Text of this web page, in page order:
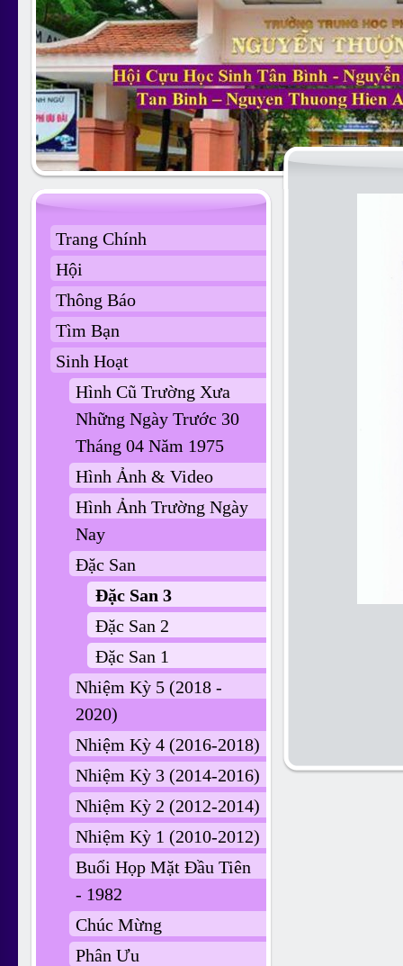
Trang Chính
Hội
Thông Báo
Tìm Bạn
Sinh Hoạt
Hình Cũ Trường Xưa
Những Ngày Trước 30
Tháng 04 Năm 1975
Hình Ảnh & Video
Hình Ảnh Trường Ngày
Nay
Đặc San
Đặc San 3
Đặc San 2
Đặc San 1
Nhiệm Kỳ 5 (2018 -
2020)
Nhiệm Kỳ 4 (2016-2018)
Nhiệm Kỳ 3 (2014-2016)
Nhiệm Kỳ 2 (2012-2014)
Nhiệm Kỳ 1 (2010-2012)
Buổi Họp Mặt Đầu Tiên
- 1982
Chúc Mừng
Phân Ưu